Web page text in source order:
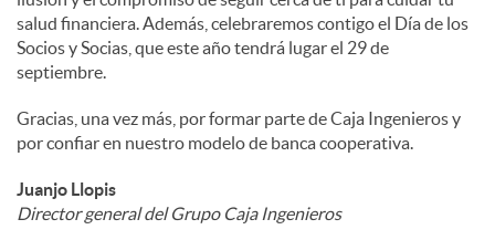
salud financiera. Además, celebraremos contigo el Día de los
Socios y Socias, que este año tendrá lugar el 29 de
septiembre.
Gracias, una vez más, por formar parte de Caja Ingenieros y
por confiar en nuestro modelo de banca cooperativa.
Juanjo Llopis
Director general del Grupo Caja Ingenieros